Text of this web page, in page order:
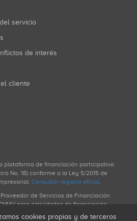
servicio
de interés
el cliente
plataforma de financiación participativa
No. 18) conforme a la Ley 5/2015 de
Consultar registro oficial.
de Servicios de Financiación
para actividades de financiación
cookies propias y de terceros